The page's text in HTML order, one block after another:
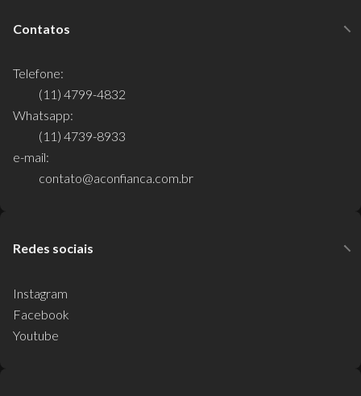
Contatos
Telefone:
(11) 4799-4832
Whatsapp:
(11) 4739-8933
e-mail:
contato@aconfianca.com.br
Redes sociais
Instagram
Facebook
Youtube